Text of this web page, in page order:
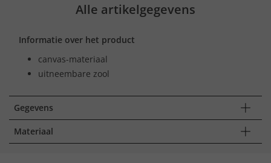
Alle artikelgegevens
Informatie over het product
canvas-materiaal
uitneembare zool
Gegevens
Materiaal